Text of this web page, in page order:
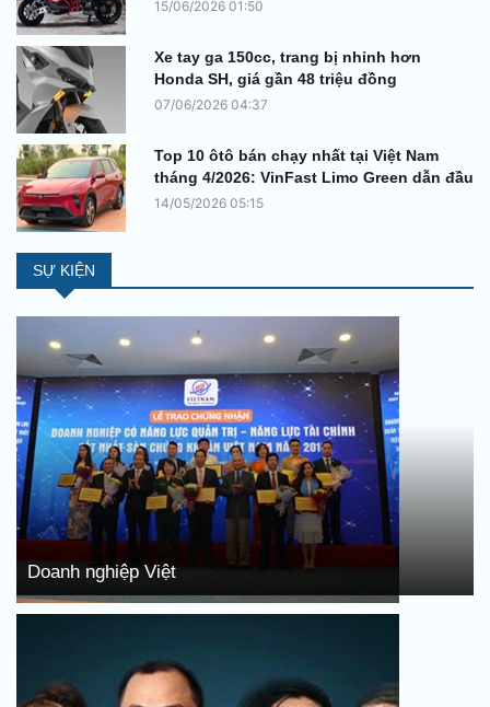
15/06/2026 01:50
Xe tay ga 150cc, trang bị nhỉnh hơn
Honda SH, giá gần 48 triệu đồng
07/06/2026 04:37
Top 10 ôtô bán chạy nhất tại Việt Nam
tháng 4/2026: VinFast Limo Green dẫn đầu
14/05/2026 05:15
SỰ KIỆN
Doanh nghiệp Việt